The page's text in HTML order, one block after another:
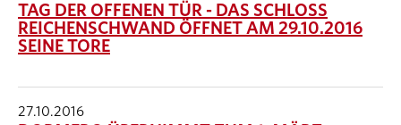
TAG DER OFFENEN TÜR - DAS SCHLOSS
REICHENSCHWAND ÖFFNET AM 29.10.2016
SEINE TORE
27.10.2016